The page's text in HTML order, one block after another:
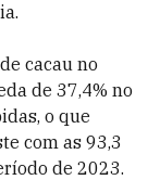
cacau no
de 37,4% no
o que
com as 93,3
de 2023.